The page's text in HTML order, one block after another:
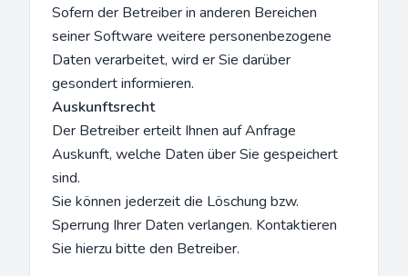
Sofern der Betreiber in anderen Bereichen
seiner Software weitere personenbezogene
Daten verarbeitet, wird er Sie darüber
gesondert informieren.
Auskunftsrecht
Der Betreiber erteilt Ihnen auf Anfrage
Auskunft, welche Daten über Sie gespeichert
sind.
Sie können jederzeit die Löschung bzw.
Sperrung Ihrer Daten verlangen. Kontaktieren
Sie hierzu bitte den Betreiber.